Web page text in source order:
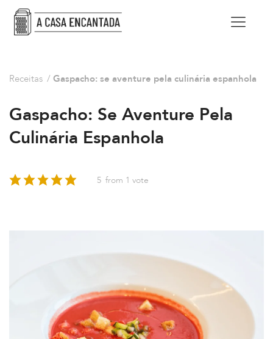
Receitas / Gaspacho: se aventure pela culinária espanhola
Gaspacho: Se Aventure Pela
Culinária Espanhola
5 from 1 vote